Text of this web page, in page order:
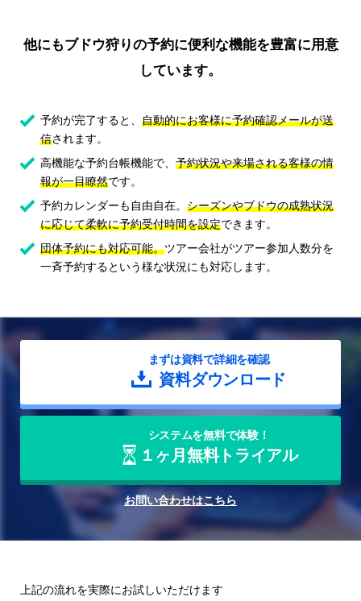
他にもブドウ狩りの予約に便利な機能を豊富に用意
しています。
予約が完了すると、自動的にお客様に予約確認メールが送
信されます。
高機能な予約台帳機能で、予約状況や来場される客様の情
報が一目瞭然です。
予約カレンダーも自由自在。シーズンやブドウの成熟状況
に応じて柔軟に予約受付時間を設定できます。
団体予約にも対応可能。ツアー会社がツアー参加人数分を
一斉予約するという様な状況にも対応します。
まずは資料で詳細を確認
資料ダウンロード
システムを無料で体験！
１ヶ月無料トライアル
お問い合わせはこちら
上記の流れを実際にお試しいただけます